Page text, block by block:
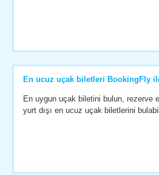
En ucuz uçak biletleri BookingFly
En uygun uçak biletini bulun, rezerve
yurt dışı en ucuz uçak biletlerini